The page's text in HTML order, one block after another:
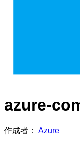
azure-
作成者： Azure